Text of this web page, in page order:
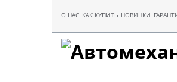
О НАС КАК КУПИТЬ НОВИНКИ